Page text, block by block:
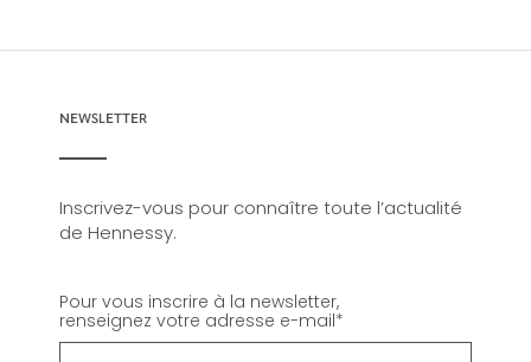
NEWSLETTER
Inscrivez-vous pour connaître toute l’actualité
de Hennessy.
Pour vous inscrire à la newsletter,
renseignez votre adresse e-mail*